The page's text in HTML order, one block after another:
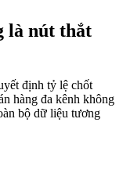
là nút thắt
định tỷ lệ chốt
hàng đa kênh không
bộ dữ liệu tương